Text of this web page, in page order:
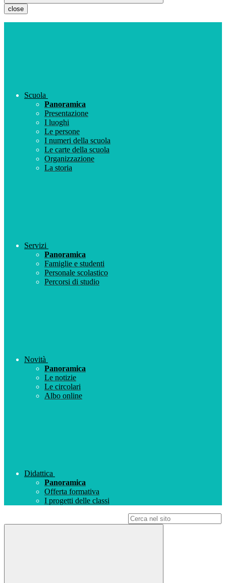
close
Scuola
Panoramica
Presentazione
I luoghi
Le persone
I numeri della scuola
Le carte della scuola
Organizzazione
La storia
Servizi
Panoramica
Famiglie e studenti
Personale scolastico
Percorsi di studio
Novità
Panoramica
Le notizie
Le circolari
Albo online
Didattica
Panoramica
Offerta formativa
I progetti delle classi